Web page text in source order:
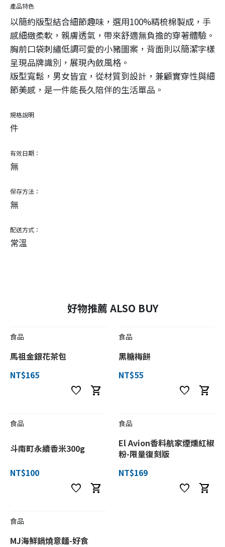
產品特色
以簡約版型結合細節趣味，選用100%精梳棉製成，手
感細緻柔軟，親膚透氣，帶來舒適無負擔的穿著體驗。
胸前口袋刺繡低調可愛的小豬圖案，背面則以簡潔字樣
呈現品牌識別，展現內斂風格。
版型寬鬆，男女皆宜，從材質到設計，兼顧實穿性與細
節美感，是一件能長久陪伴的生活單品。
規格說明
件
有效日期：
無
保存方法：
無
配送方式：
常溫
好物推薦 ALSO BUY
食品
馬祖金銀花茶包
NT$165
favorite shopping_cart
食品
黑糖梅餅
NT$55
favorite shopping_cart
食品
斗南町永續香米300g
NT$100
favorite shopping_cart
食品
El Avion香料航家煙燻紅椒
粉-限量復刻版
NT$169
favorite shopping_cart
食品
MJ海鮮鍋燒意麵-好食